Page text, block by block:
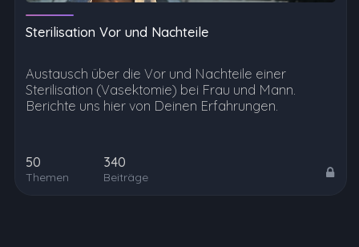
Sterilisation Vor und Nachteile
Austausch über die Vor und Nachteile einer
Sterilisation (Vasektomie) bei Frau und Mann.
Berichte uns hier von Deinen Erfahrungen.
50
Themen
340
Beiträge